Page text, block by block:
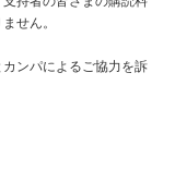
せん。
ンパによるご協力を訴